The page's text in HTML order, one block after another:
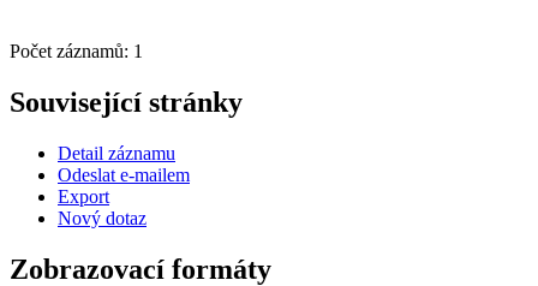
Počet záznamů: 1
Související stránky
Detail záznamu
Odeslat e-mailem
Export
Nový dotaz
Zobrazovací formáty